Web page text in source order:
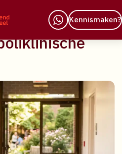
Kennismaken?
tussen